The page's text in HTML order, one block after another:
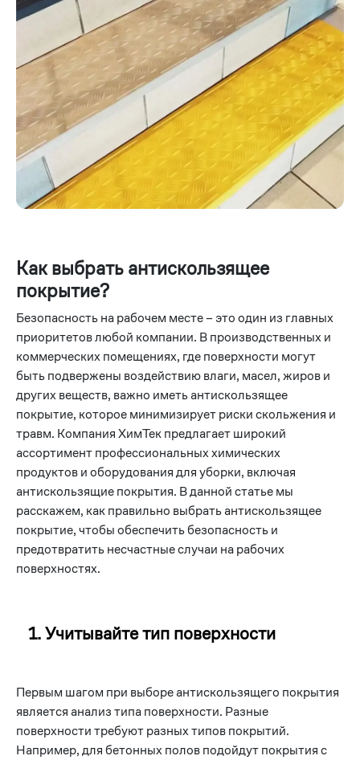
Как выбрать антискользящее
покрытие?
Безопасность на рабочем месте – это один из главных
приоритетов любой компании. В производственных и
коммерческих помещениях, где поверхности могут
быть подвержены воздействию влаги, масел, жиров и
других веществ, важно иметь антискользящее
покрытие, которое минимизирует риски скольжения и
травм. Компания ХимТек предлагает широкий
ассортимент профессиональных химических
продуктов и оборудования для уборки, включая
антискользящие покрытия. В данной статье мы
расскажем, как правильно выбрать антискользящее
покрытие, чтобы обеспечить безопасность и
предотвратить несчастные случаи на рабочих
поверхностях.
1. Учитывайте тип поверхности
Первым шагом при выборе антискользящего покрытия
является анализ типа поверхности. Разные
поверхности требуют разных типов покрытий.
Например, для бетонных полов подойдут покрытия с